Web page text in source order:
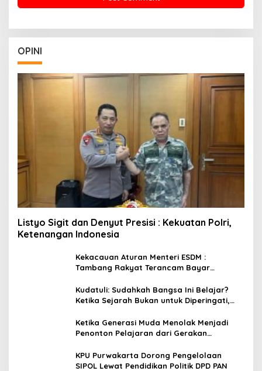
OPINI
Listyo Sigit dan Denyut Presisi : Kekuatan Polri,
Ketenangan Indonesia
Kekacauan Aturan Menteri ESDM :
Tambang Rakyat Terancam Bayar
Kudatuli: Sudahkah Bangsa Ini Belajar?
Ketika Sejarah Bukan untuk Diperingati,
Ketika Generasi Muda Menolak Menjadi
Penonton Pelajaran dari Gerakan
KPU Purwakarta Dorong Pengelolaan
SIPOL Lewat Pendidikan Politik DPD PAN